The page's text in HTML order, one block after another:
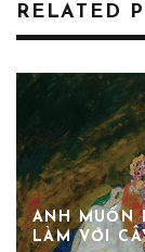
RELATED
ANH MUỐN
LÀM VỚI